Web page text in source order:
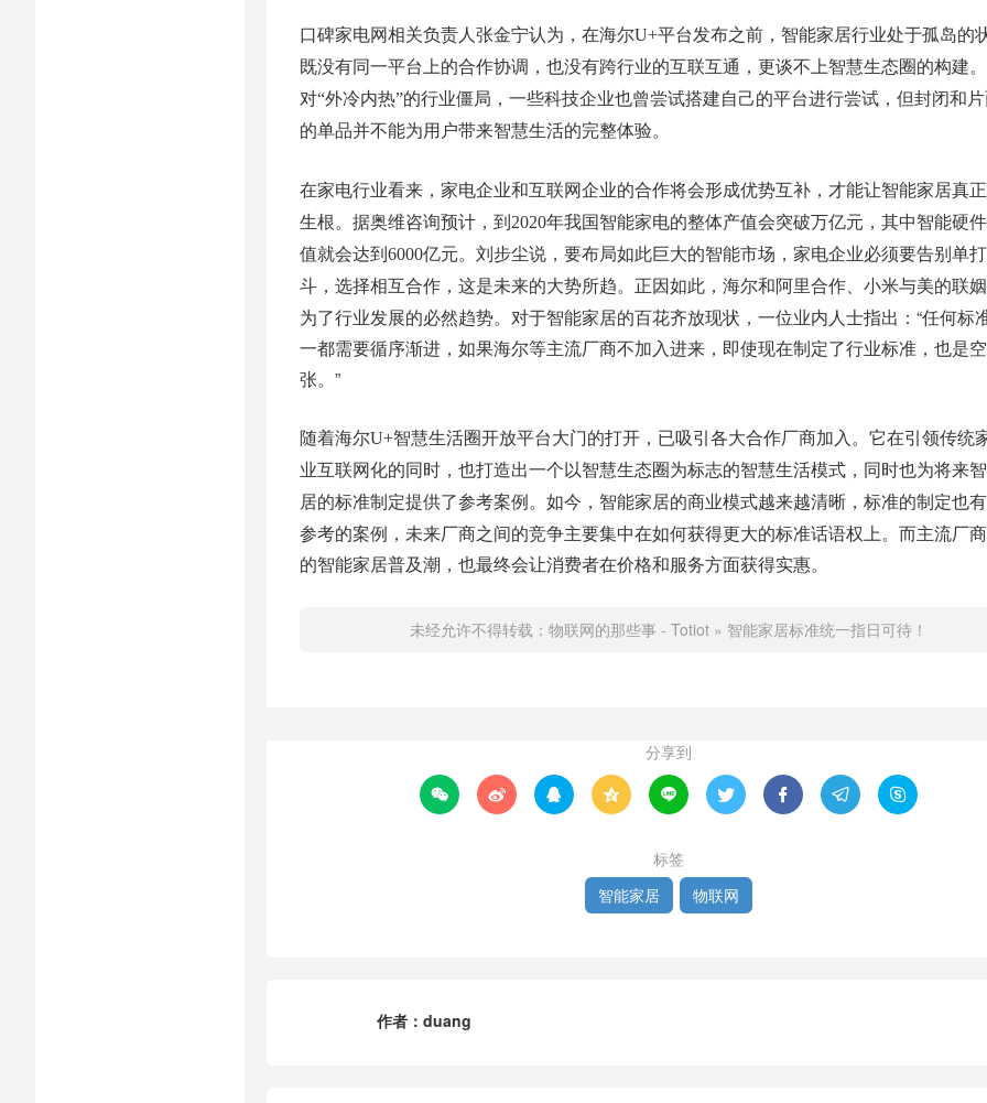
口碑家电网相关负责人张金宁认为，在海尔U+平台发布之前，智能家居行业处于孤岛的
既没有同一平台上的合作协调，也没有跨行业的互联互通，更谈不上智慧生态圈的构建
对“外冷内热”的行业僵局，一些科技企业也曾尝试搭建自己的平台进行尝试，但封闭和
的单品并不能为用户带来智慧生活的完整体验。
在家电行业看来，家电企业和互联网企业的合作将会形成优势互补，才能让智能家居真
生根。据奥维咨询预计，到2020年我国智能家电的整体产值会突破万亿元，其中智能硬
值就会达到6000亿元。刘步尘说，要布局如此巨大的智能市场，家电企业必须要告别单
斗，选择相互合作，这是未来的大势所趋。 正因如此，海尔和阿里合作、小米与美的联
为了行业发展的必然趋势。对于智能家居的百花齐放现状，一位业内人士指出：“任何标
一都需要循序渐进，如果海尔等主流厂商不加入进来，即使现在制定了行业标准，也是
张。”
随着海尔U+智慧生活圈开放平台大门的打开，已吸引各大合作厂商加入。它在引领传统
业互联网化的同时，也打造出一个以智慧生态圈为标志的智慧生活模式，同时也为将来
居的标准制定提供了参考案例。 如今，智能家居的商业模式越来越清晰，标准的制定也
参考的案例，未来厂商之间的竞争主要集中在如何获得更大的标准话语权上。而主流厂
的智能家居普及潮，也最终会让消费者在价格和服务方面获得实惠。
未经允许不得转载： 物联网的那些事 - Totiot » 智能家居标准统一指日可待！
分享到
        
标签
智能家居
物联网
作者： duang